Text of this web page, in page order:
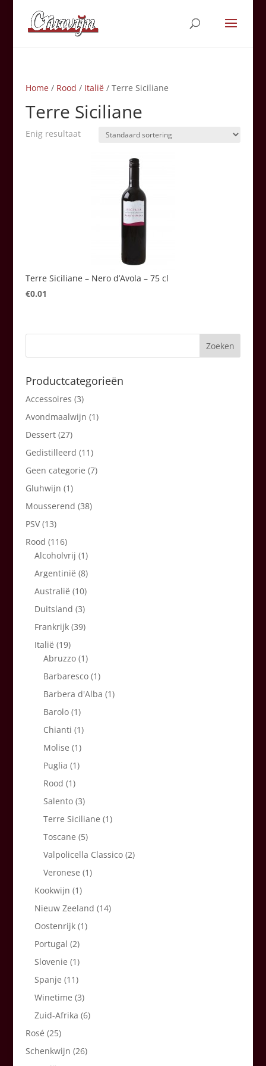
Home/ Rood / Italië/ Terre Siciliane
Terre Siciliane
Enig resultaat
Terre Siciliane – Nero d’Avola – 75 cl
€0.01
Productcategorieën
Accessoires (3)
Avondmaalwijn (1)
Dessert (27)
Gedistilleerd (11)
Geen categorie (7)
Gluhwijn (1)
Mousserend (38)
PSV (13)
Rood (116)
Alcoholvrij (1)
Argentinië (8)
Australië (10)
Duitsland (3)
Frankrijk (39)
Italië (19)
Abruzzo (1)
Barbaresco (1)
Barbera d'Alba (1)
Barolo (1)
Chianti (1)
Molise (1)
Puglia (1)
Rood (1)
Salento (3)
Terre Siciliane (1)
Toscane (5)
Valpolicella Classico (2)
Veronese (1)
Kookwijn (1)
Nieuw Zeeland (14)
Oostenrijk (1)
Portugal (2)
Slovenie (1)
Spanje (11)
Winetime (3)
Zuid-Afrika (6)
Rosé (25)
Schenkwijn (26)